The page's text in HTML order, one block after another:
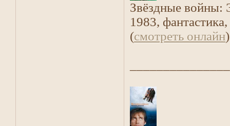
Звёздные войны:
1983,
(смотреть онлайн)